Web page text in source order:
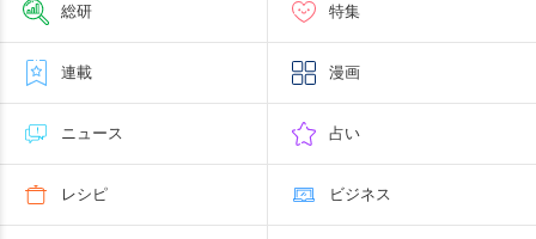
総研 特集
連載 漫画
ニュース 占い
レシピ ビジネス